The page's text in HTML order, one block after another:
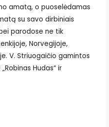
amatą, o puoselėdamas
su savo dirbiniais
parodose ne tik
Norvegijoje,
V. Striuogaičio gamintos
Hudas“ ir